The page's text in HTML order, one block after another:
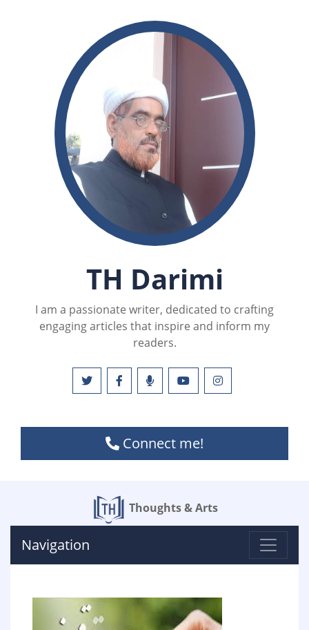
TH Darimi
I am a passionate writer, dedicated to crafting
engaging articles that inspire and inform my
readers.
Connect me!
Thoughts & Arts
Navigation